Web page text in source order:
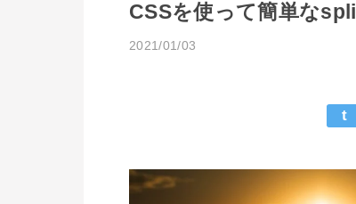
CSSを使って簡単な
2021/01/03
t